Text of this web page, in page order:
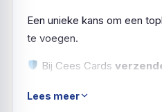
Een unieke kans om een
te voegen.
Bij Cees Cards
komt jouw Mew in topvorm
Lees meer